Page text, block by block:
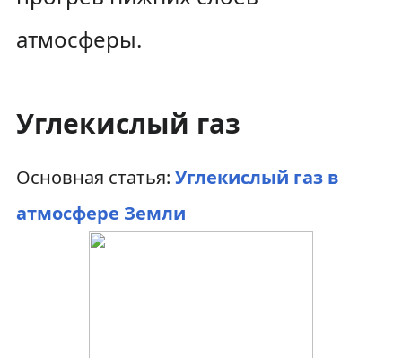
атмосферы.
Углекислый газ
Основная статья: Углекислый газ в
атмосфере Земли